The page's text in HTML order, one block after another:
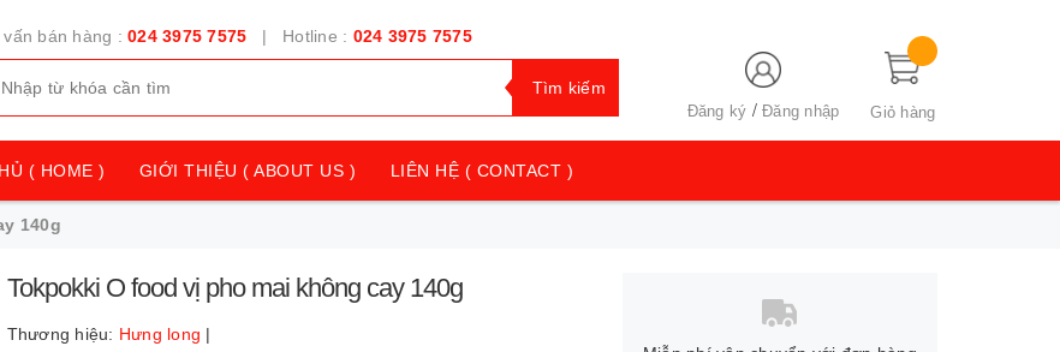
bán hàng : 024 3975 7575 | Hotline : 024 3975 7575
Tìm kiếm
Đăng ký /Đăng nhập Giỏ hàng
( HOME ) GIỚI THIỆU ( ABOUT US ) LIÊN HỆ ( CONTACT )
140g
Tokpokki O food vị pho mai không cay 140g
Thương hiệu: Hưng long |